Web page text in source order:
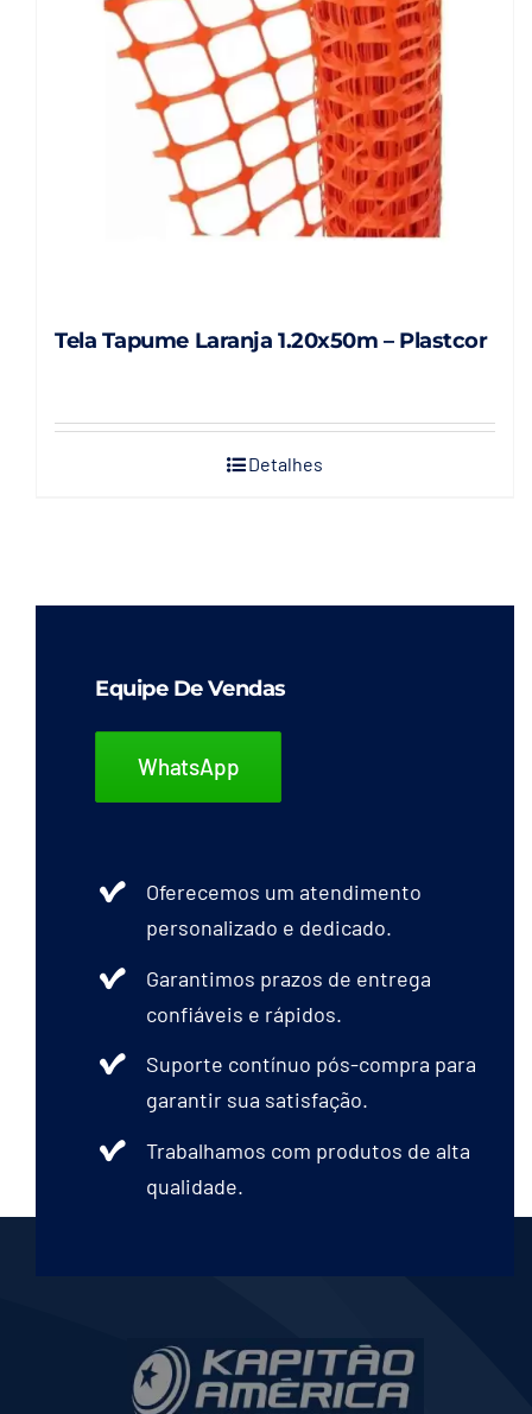
Tela Tapume Laranja 1.20x50m – Plastcor
Detalhes
Equipe De Vendas
WhatsApp
Oferecemos um atendimento
personalizado e dedicado.
Garantimos prazos de entrega
confiáveis e rápidos.
Suporte contínuo pós-compra para
garantir sua satisfação.
Trabalhamos com produtos de alta
qualidade.